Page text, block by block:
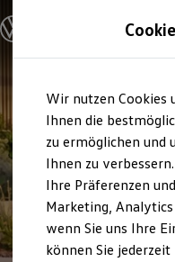
Hauptinhalt
springen
Footer
springen
Modelle und
Konfigurator
Modelle
Elektroautos
ENERGY
Nutzfahrzeuge
SUV und CUV
Familienautos
Kombis
Kompaktwagen
Sportwagen
Schnell verfügbare
Angebote und
Wir nutzen Cookies
Ihnen die
zu ermöglichen und
Ihnen zu
Ihre Präferenzen
Marketing,
wenn Sie uns Ihre
können Sie